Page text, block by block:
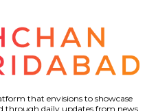
that envisions to showcase
through daily updates from news,